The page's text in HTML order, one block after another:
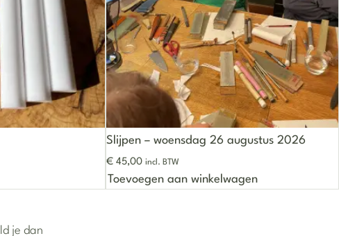
worden op de productpagina
heeft meerdere variaties. Deze optie kan gekozen worden
Slijpen – woensdag 26 augustus 2026
€ 45,00 incl. BTW
Toevoegen aan winkelwagen
je dan